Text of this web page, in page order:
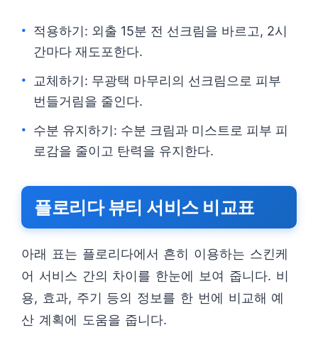
적용하기: 외출 15분 전 선크림을 바르고, 2시
간마다 재도포한다.
교체하기: 무광택 마무리의 선크림으로 피부
번들거림을 줄인다.
수분 유지하기: 수분 크림과 미스트로 피부 피
로감을 줄이고 탄력을 유지한다.
플로리다 뷰티 서비스 비교표
아래 표는 플로리다에서 흔히 이용하는 스킨케
어 서비스 간의 차이를 한눈에 보여 줍니다. 비
용, 효과, 주기 등의 정보를 한 번에 비교해 예
산 계획에 도움을 줍니다.